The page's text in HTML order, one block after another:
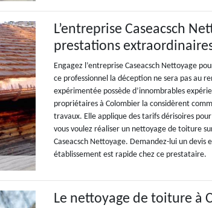
L’entreprise Caseacsch
prestations
Engagez l’entreprise Caseacsch Nettoyage
ce professionnel la déception ne sera pas au
expérimentée possède d’innombrables
propriétaires à Colombier la considèrent
travaux. Elle applique des tarifs dérisoires
vous voulez réaliser un nettoyage de toiture
Caseacsch Nettoyage. Demandez-lui un
établissement est rapide chez ce prestataire.
Le nettoyage de toiture à